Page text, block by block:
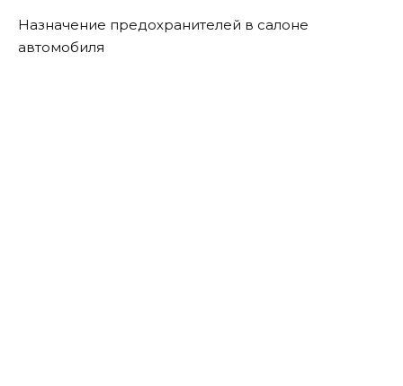
Назначение предохранителей в салоне
автомобиля